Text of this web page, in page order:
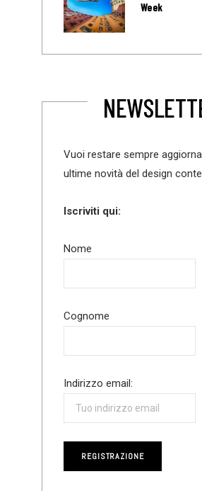
Week
Vuoi restare sempre
ultime novità del design
Iscriviti qui:
Nome
Cognome
Indirizzo email: